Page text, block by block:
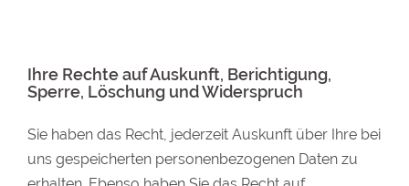
Ihre Rechte auf Auskunft, Berichtigung,
Sperre, Löschung und Widerspruch
Sie haben das Recht, jederzeit Auskunft über Ihre bei
uns gespeicherten personenbezogenen Daten zu